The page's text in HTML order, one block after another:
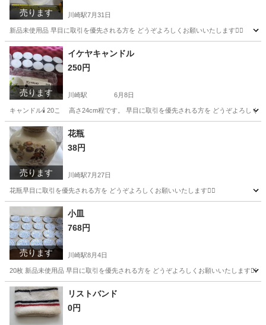
売ります 川崎駅7月31日
新品未使用品 早目に取引を優先される方を どうぞよろしくお願いいたします🙇‍♂️
神奈川 川崎市 川崎駅 調理器具
売ります
イケヤキャンドル
250円
川崎駅 6月8日
キャンドル🕯️ 20こ 高さ24cm程です。 早目に取引を優先される方を どうぞよろしくお
神奈川 川崎市 川崎駅
売ります
花瓶
38円
川崎駅7月27日
花瓶早目に取引を優先される方を どうぞよろしくお願いいたします🙇‍♂️
神奈川 川崎市 川崎駅
売ります
小皿
768円
川崎駅8月4日
20枚 新品未使用品 早目に取引を優先される方を どうぞよろしくお願いいたします🙇‍♂️
神奈川 川崎市 川崎駅 食器
リストバンド
0円